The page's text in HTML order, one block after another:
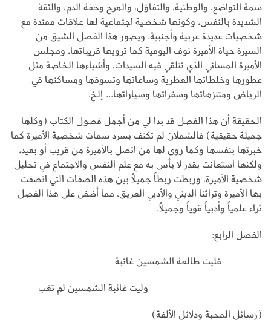
سمة التواضع، والوطنية، والتفاؤل، والمرح وخفة الدم، والثقة
الشديدة بالنفس، وكونها شخصية اجتماعية لها علاقات ممتدة مع
شخصيات عديدة عربية وأجنبية. ويصور هذا الفصل الشيق من
السيرة حياة الأميرة نوف اليومية كما ترويها قريباتها، ومجلس
الأميرة المسائي الذي تتلقي فيه السيدات، وأشياءها الخاصة مثل
عطورها وخلطاتها العطرية وساعاتها وتسوقها ومساكنها في
الرياض ومتنزهاتها وسفراتها وسياراتها... إلخ.
الحقيقة أن هذا الفصل قد بدا لي من أجمل فصول الكتاب (وكلها
جميلة حقيقية) فالشملان لم تكتف بسرد سمات شخصية الأميرة كما
خبرتها بنفسها وكما روى لها من اتصل بالأميرة من قريب أو بعيد،
ولكنها استعانت بقدر لا بأس به مع علم النفس والاجتماع في تحليل
شخصية الأميرة، وربطت ربطاً جميلاً بين هذه الصفات التي اتصفت
بها الأميرة وتراثنا الديني والأدبي العريق، مما أضفى على هذا الفصل
ثراء علمياً وأدبياً قوياً وجميلاً.
الفصل الرابع:
فليت طالعة الشمسين غائبة
وليت غائبة الشمسين لم تغب
(رسائل المحبة ودلائل الألفة)